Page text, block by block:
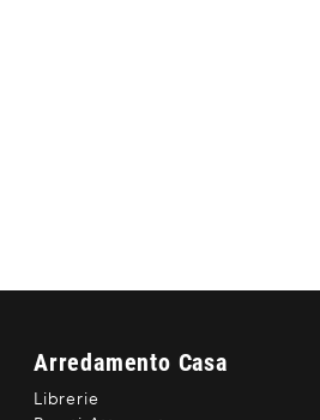
Arredamento Casa
Librerie